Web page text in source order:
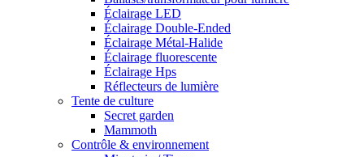
Éclairage LED
Éclairage Double-Ended
Éclairage Métal-Halide
Éclairage fluorescente
Éclairage Hps
Réflecteurs de lumière
Tente de culture
Secret garden
Mammoth
Contrôle & environnement